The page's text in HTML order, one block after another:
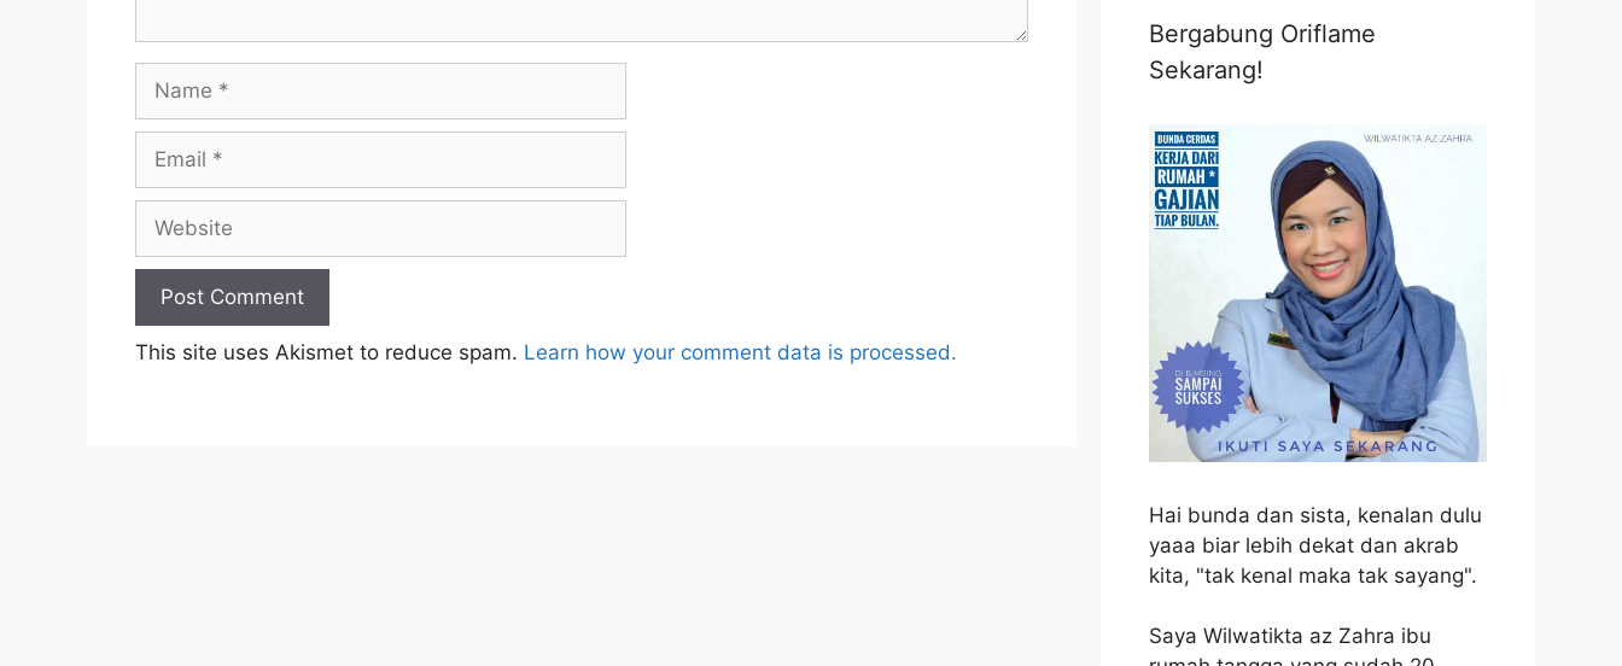
This site uses Akismet to reduce spam. Learn how your comment data is processed.
Bergabung Oriflame
Sekarang!
Hai bunda dan sista, kenalan dulu
yaaa biar lebih dekat dan akrab
kita, "tak kenal maka tak sayang".
Saya Wilwatikta az Zahra ibu